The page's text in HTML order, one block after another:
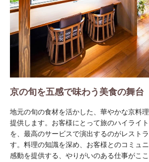
京の旬を五感で味わう美食の舞台
地元の旬の食材を活かした、華やかな京料
提供します。お客様にとって旅のハイライ
を、最高のサービスで演出するのがレスト
す。料理の知識を深め、お客様とのコミュ
感動を提供する、やりがいのある仕事がここ